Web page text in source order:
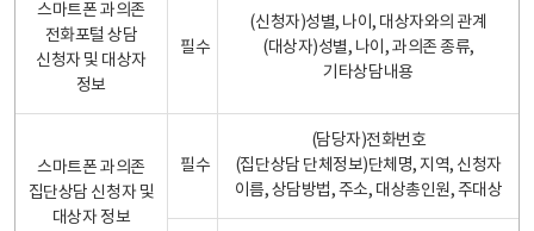
스마트폰 과의존
전화포털 상담
신청자 및 대상자
정보
필수
(신청자)성별, 나이, 대상자와의 관계
(대상자)성별, 나이, 과의존 종류,
기타상담내용
스마트폰 과의존
집단상담 신청자 및
대상자 정보
필수
(담당자)전화번호
(집단상담 단체정보)단체명, 지역, 신청자
이름, 상담방법, 주소, 대상총인원, 주대상